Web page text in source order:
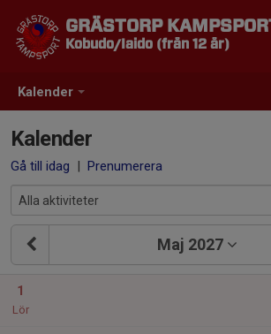
Kalender
GRÄSTORP
Kobudo/Iaido (från 12 år)
Kalender
Gå till idag | Prenumerera
Maj 2027
1
Lör